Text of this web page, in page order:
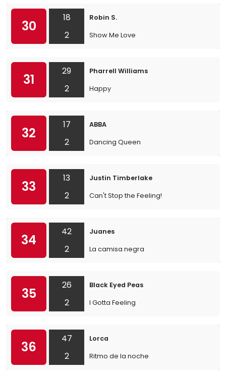
30
18
2
Robin S.
Show Me Love
31
29
2
Pharrell Williams
Happy
32
17
2
ABBA
Dancing Queen
33
13
2
Justin Timberlake
Can't Stop the Feeling!
34
42
2
Juanes
La camisa negra
35
26
2
Black Eyed Peas
I Gotta Feeling
36
47
2
Lorca
Ritmo de la noche